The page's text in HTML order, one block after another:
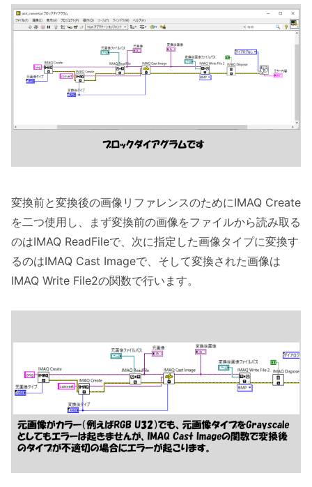
変換前と変換後の画像リファレンスのためにIMAQ Create
を二つ使用し、まず変換前の画像をファイルから読み取る
のはIMAQ ReadFileで、次に指定した画像タイプに変換す
るのはIMAQ Cast Imageで、そして変換された画像は
IMAQ Write File2の関数で行います。